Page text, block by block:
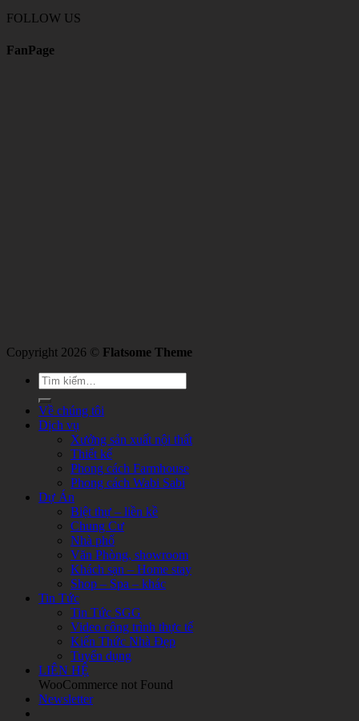
FOLLOW US
FanPage
Copyright 2026 © Flatsome Theme
Về chúng tôi
Dịch vụ
Xưởng sản xuất nội thất
Thiết kế
Phong cách Farmhouse
Phong cách Wabi Sabi
Dự Án
Biệt thự – liền kề
Chung Cư
Nhà phố
Văn Phòng, showroom
Khách sạn – Home stay
Shop – Spa – khác
Tin Tức
Tin Tức SGG
Video công trình thực tế
Kiến Thức Nhà Đẹp
Tuyển dụng
LIÊN HỆ
WooCommerce not Found
Newsletter